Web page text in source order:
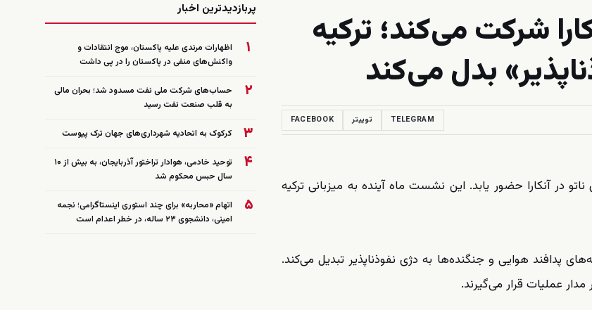
شرکت می‌کند؛ ترکیه
بدل می‌کند
TELEGRAM توییتر FACEBOOK
در آنکارا حضور یابد. این نشست ماه آینده به میزبانی ترکیه
پدافند هوایی و جنگنده‌ها به دژی نفوذناپذیر تبدیل می‌کند.
عملیات قرار می‌گیرند.
پربازدیدترین اخبار
۱
اظهارات مرندی علیه پاکستان، موج انتقادات و
واکنش‌های منفی در پاکستان را در پی داشت
۲
حساب‌های شرکت ملی نفت مسدود شد؛ بحران مالی
به قلب صنعت نفت رسید
۳ کرکوک به اتحادیه شهرداری‌های جهان ترک پیوست
۴
توحید خادمی، هوادار تراختور آذربایجان، به بیش از ۱۰
سال حبس محکوم شد
۵
اتهام «محاربه» برای چند استوری اینستاگرامی؛ نجمه
امینی، دانشجوی ۲۳ ساله، در خطر اعدام است